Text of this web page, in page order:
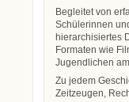
Begleitet von
Schülerinnen
hierarchisiertes
Formaten wie
Jugendlichen
Zu jedem
Zeitzeugen,